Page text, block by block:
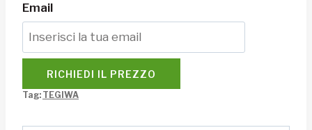
Email
RICHIEDI IL PREZZO
Tag: TEGIWA